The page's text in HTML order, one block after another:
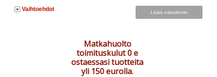
Vaihtoehdot
Matkahuolto
toimituskulut 0 e
ostaessasi tuotteita
yli 150 eurolla.